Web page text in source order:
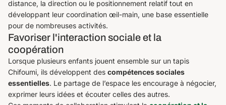
distance, la direction ou le positionnement relatif tout en
développant leur coordination œil-main, une base essentielle
pour de nombreuses activités.
Favoriser l'interaction sociale et la
coopération
Lorsque plusieurs enfants jouent ensemble sur un tapis
Chifoumi, ils développent des compétences sociales
essentielles. Le partage de l’espace les encourage à négocier,
exprimer leurs idées et écouter celles des autres.